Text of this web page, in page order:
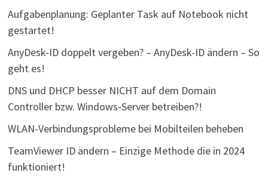
Aufgabenplanung: Geplanter Task auf Notebook nicht
gestartet!
AnyDesk-ID doppelt vergeben? – AnyDesk-ID ändern – So
geht es!
DNS und DHCP besser NICHT auf dem Domain
Controller bzw. Windows-Server betreiben?!
WLAN-Verbindungsprobleme bei Mobilteilen beheben
TeamViewer ID ändern – Einzige Methode die in 2024
funktioniert!